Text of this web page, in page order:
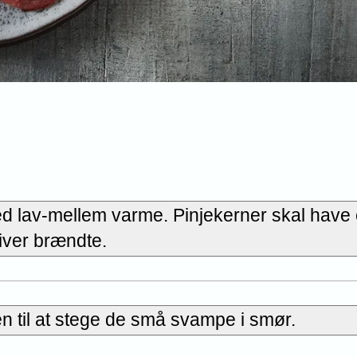
lav-mellem varme. Pinjekerner skal have
brændte.
til at stege de små svampe i smør.